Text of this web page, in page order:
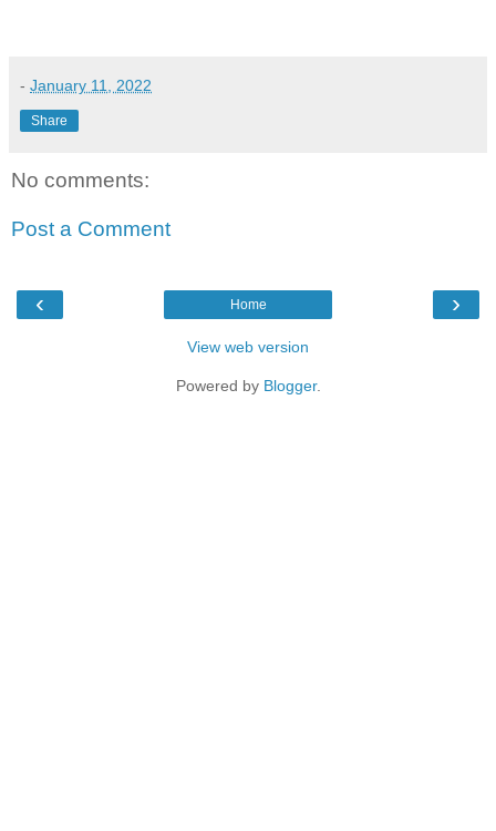
- January 11, 2022
Share
No comments:
Post a Comment
‹ ›
Home
View web version
Powered by Blogger.